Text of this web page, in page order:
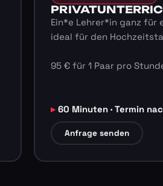
Ein*e Lehrer*in ganz für
ideal für den
95 € für 1 Paar pro
60 Minuten · Termin
Anfrage senden